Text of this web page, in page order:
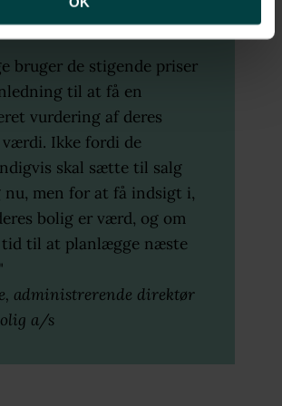
bruger de stigende priser
til at få en
vurdering af deres
Ikke fordi de
skal sætte til salg
nu, men for at få indsigt i,
bolig er værd, og om
tid til at planlægge næste
administrerende direktør
a/s